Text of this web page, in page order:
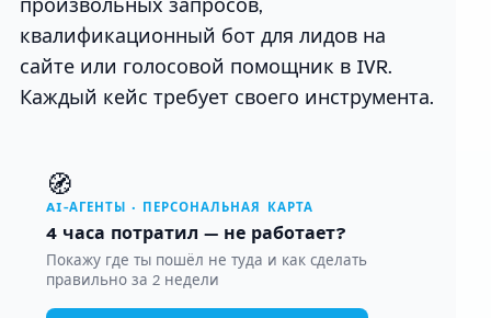
произвольных запросов,
квалификационный бот для лидов на
сайте или голосовой помощник в IVR.
Каждый кейс требует своего инструмента.
🧭
AI-АГЕНТЫ · ПЕРСОНАЛЬНАЯ КАРТА
4 часа потратил — не работает?
Покажу где ты пошёл не туда и как сделать
правильно за 2 недели